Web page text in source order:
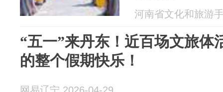
河南省文化和旅游
“五一”来丹东！近百场文旅体
的整个假期快乐！